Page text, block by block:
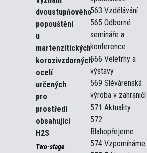
dvoustupňového
popouštění
u
martenzitických
korozivzdorných
ocelí
určených
pro
prostředí
obsahující
H2S
Two-stage
563 Vzdělávání
565 Odborné
semináře a
konference
566 Veletrhy a
výstavy
569 Slévárenská
výroba v zahraničí
571 Aktuality
572
Blahopřejeme
574 Vzpomínáme